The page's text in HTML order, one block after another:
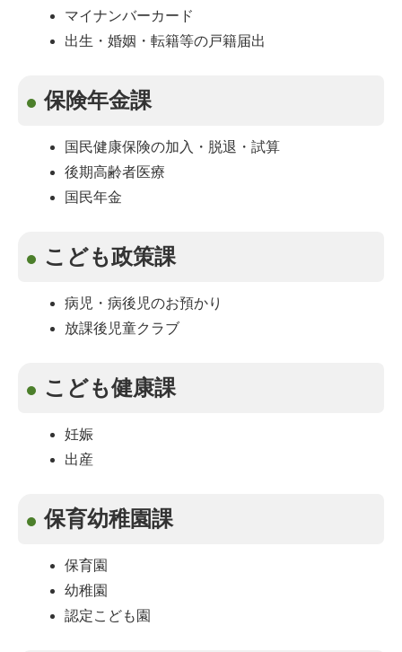
マイナンバーカード
出生・婚姻・転籍等の戸籍届出
保険年金課
国民健康保険の加入・脱退・試算
後期高齢者医療
国民年金
こども政策課
病児・病後児のお預かり
放課後児童クラブ
こども健康課
妊娠
出産
保育幼稚園課
保育園
幼稚園
認定こども園